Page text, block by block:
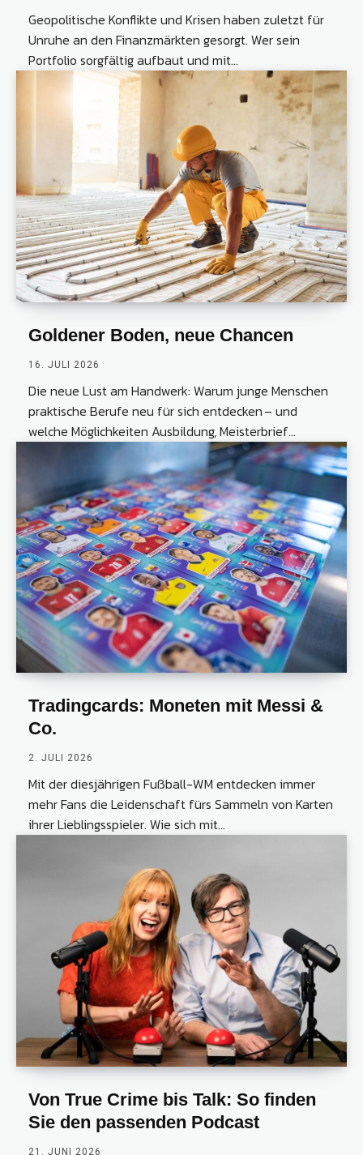
Geopolitische Konflikte und Krisen haben zuletzt für
Unruhe an den Finanzmärkten gesorgt. Wer sein
Portfolio sorgfältig aufbaut und mit...
Goldener Boden, neue Chancen
16. JULI 2026
Die neue Lust am Handwerk: Warum junge Menschen
praktische Berufe neu für sich entdecken – und
welche Möglichkeiten Ausbildung, Meisterbrief...
Tradingcards: Moneten mit Messi &
Co.
2. JULI 2026
Mit der diesjährigen Fußball-WM entdecken immer
mehr Fans die Leidenschaft fürs Sammeln von Karten
ihrer Lieblingsspieler. Wie sich mit...
Von True Crime bis Talk: So finden
Sie den passenden Podcast
21. JUNI 2026